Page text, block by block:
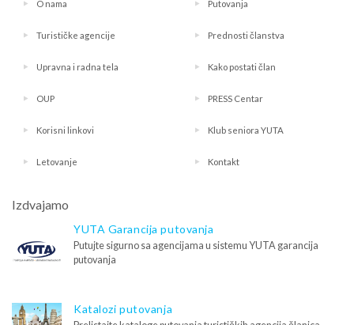
O nama Putovanja
Turističke agencije Prednosti članstva
Upravna i radna tela Kako postati član
OUP PRESS Centar
Korisni linkovi Klub seniora YUTA
Letovanje Kontakt
Izdvajamo
YUTA Garancija putovanja
Putujte sigurno sa agencijama u sistemu YUTA garancija
putovanja
Katalozi putovanja